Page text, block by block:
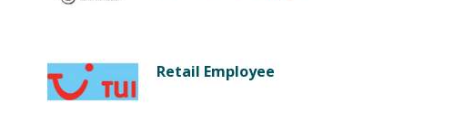
Retail Employee